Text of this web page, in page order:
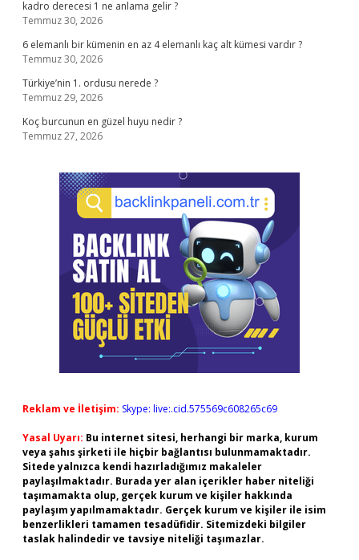
kadro derecesi 1 ne anlama gelir ?
Temmuz 30, 2026
6 elemanlı bir kümenin en az 4 elemanlı kaç alt kümesi vardır ?
Temmuz 30, 2026
Türkiye’nin 1. ordusu nerede ?
Temmuz 29, 2026
Koç burcunun en güzel huyu nedir ?
Temmuz 27, 2026
Reklam ve İletişim: Skype: live:.cid.575569c608265c69
Yasal Uyarı: Bu internet sitesi, herhangi bir marka, kurum
veya şahıs şirketi ile hiçbir bağlantısı bulunmamaktadır.
Sitede yalnızca kendi hazırladığımız makaleler
paylaşılmaktadır. Burada yer alan içerikler haber niteliği
taşımamakta olup, gerçek kurum ve kişiler hakkında
paylaşım yapılmamaktadır. Gerçek kurum ve kişiler ile isim
benzerlikleri tamamen tesadüfidir. Sitemizdeki bilgiler
taslak halindedir ve tavsiye niteliği taşımazlar.